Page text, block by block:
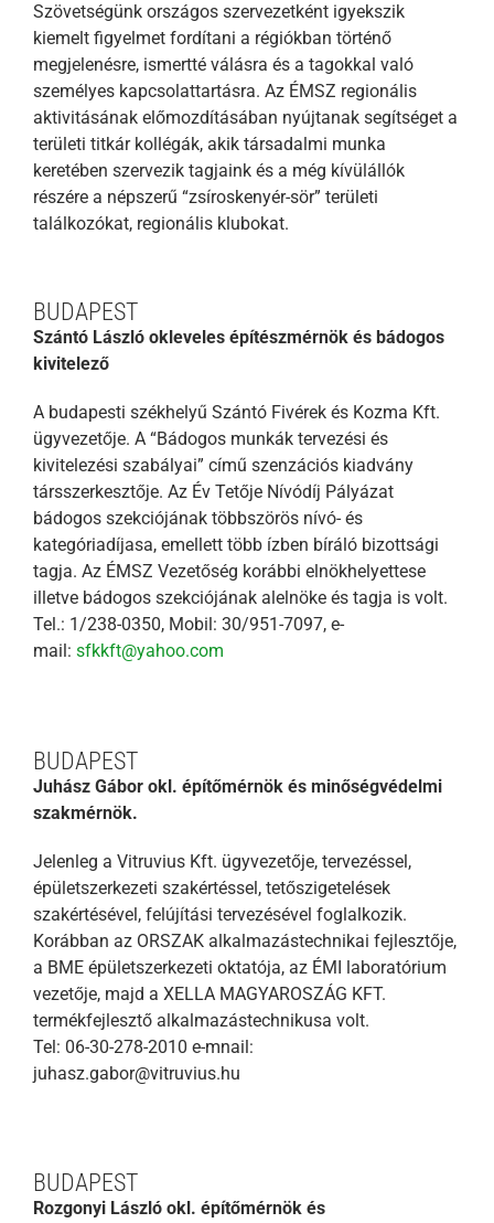
Szövetségünk országos szervezetként igyekszik
kiemelt figyelmet fordítani a régiókban történő
megjelenésre, ismertté válásra és a tagokkal való
személyes kapcsolattartásra. Az ÉMSZ regionális
aktivitásának előmozdításában nyújtanak segítséget a
területi titkár kollégák, akik társadalmi munka
keretében szervezik tagjaink és a még kívülállók
részére a népszerű “zsíroskenyér-sör” területi
találkozókat, regionális klubokat.
BUDAPEST
Szántó László okleveles építészmérnök és bádogos
kivitelező
A budapesti székhelyű Szántó Fivérek és Kozma Kft.
ügyvezetője. A “Bádogos munkák tervezési és
kivitelezési szabályai” című szenzációs kiadvány
társszerkesztője. Az Év Tetője Nívódíj Pályázat
bádogos szekciójának többszörös nívó- és
kategóriadíjasa, emellett több ízben bíráló bizottsági
tagja. Az ÉMSZ Vezetőség korábbi elnökhelyettese
illetve bádogos szekciójának alelnöke és tagja is volt.
Tel.: 1/238-0350, Mobil: 30/951-7097, e-
mail: sfkkft@yahoo.com
BUDAPEST
Juhász Gábor okl. építőmérnök és minőségvédelmi
szakmérnök.
Jelenleg a Vitruvius Kft. ügyvezetője, tervezéssel,
épületszerkezeti szakértéssel, tetőszigetelések
szakértésével, felújítási tervezésével foglalkozik.
Korábban az ORSZAK alkalmazástechnikai fejlesztője,
a BME épületszerkezeti oktatója, az ÉMI laboratórium
vezetője, majd a XELLA MAGYAROSZÁG KFT.
termékfejlesztő alkalmazástechnikusa volt.
Tel: 06-30-278-2010 e-mnail:
juhasz.gabor@vitruvius.hu
BUDAPEST
Rozgonyi László okl. építőmérnök és